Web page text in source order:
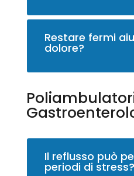
Restare fermi
dolore?
Il reflusso può
periodi di stress?